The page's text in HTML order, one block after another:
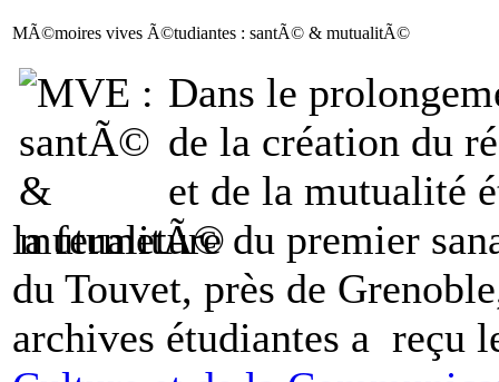
MÃ©moires vives Ã©tudiantes : santÃ© & mutualitÃ©
Dans le
de la création du
et de la mutualité
la fermeture du premier
du Touvet, près de
archives étudiantes a reçu